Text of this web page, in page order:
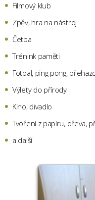
Filmový klub
Zpěv, hra na nástroj
Četba
Trénink paměti
Fotbal, ping pong,
Výlety do přírody
Kino, divadlo
Tvoření z papíru, dřeva,
a další